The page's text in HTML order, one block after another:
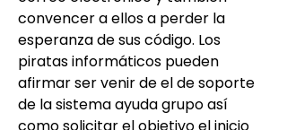
convencer a ellos a perder la
esperanza de sus código. Los
piratas informáticos pueden
afirmar ser venir de el de soporte
de la sistema ayuda grupo así
como solicitar el objetivo el inicio